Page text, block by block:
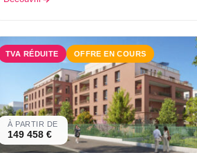
TVA RÉDUITE OFFRE EN COURS
À PARTIR DE
149 458 €